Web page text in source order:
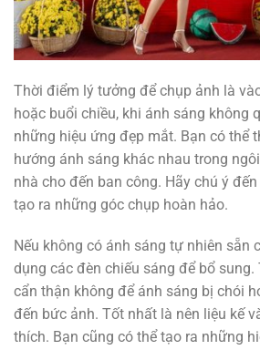
Thời điểm lý tưởng để chụp ảnh là
hoặc buổi chiều, khi ánh sáng không
những hiệu ứng đẹp mắt. Bạn có thể
hướng ánh sáng khác nhau trong
nhà cho đến ban công. Hãy chú ý
tạo ra những góc chụp hoàn hảo.
Nếu không có ánh sáng tự nhiên sẵn
dụng các đèn chiếu sáng để bổ sung.
cẩn thận không để ánh sáng bị chói
đến bức ảnh. Tốt nhất là nên liệu kế
thích. Bạn cũng có thể tạo ra những